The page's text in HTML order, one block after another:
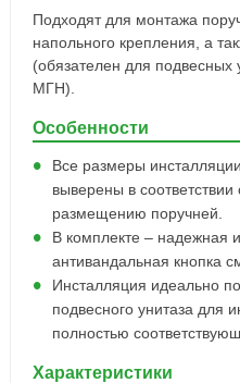
Подходят для монтажа
напольного крепления, а
(обязателен для подвесных
МГН).
Особенности
Все размеры
выверены в
размещению поручней.
В комплекте – надежная
антивандальная кнопка
Инсталляция идеально
подвесного унитаза для
полностью
Характеристики